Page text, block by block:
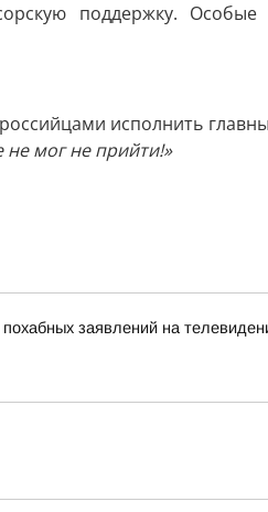
поддержку. Особые
исполнить
не мог не прийти!»
заявлений на